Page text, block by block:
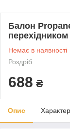
Балон
перехідником
Немає в наявності
Роздріб
688 ₴
Опис